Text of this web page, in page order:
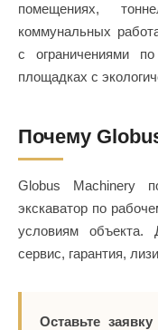
помещениях,
коммунальных
с ограничениями
площадках с
Почему
Globus Machinery
экскаватор по
условиям объекта.
сервис, гарантия,
Оставьте